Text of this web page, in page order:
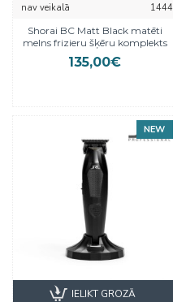
nav veikalā
1444
Shorai BC Matt Black matēti
melns frizieru šķēru komplekts
135,00€
NEW
IELIKT GROZĀ